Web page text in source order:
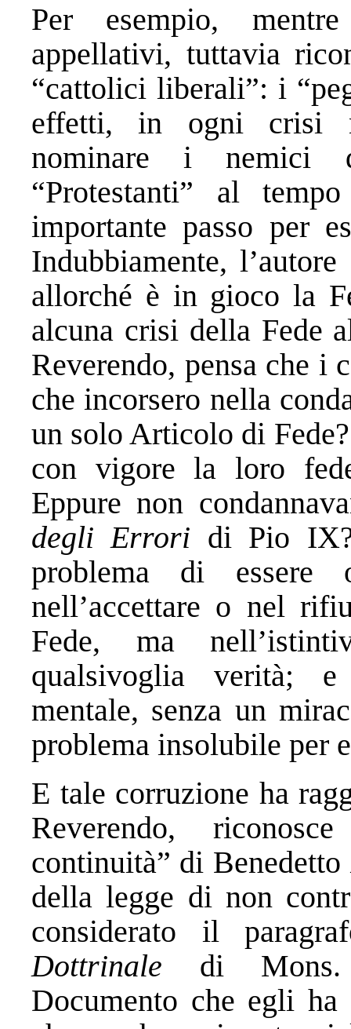
Per esempio,
appellativi, tuttavia
“cattolici liberali”: i
effetti, in ogni crisi
nominare i nemici
“Protestanti” al
importante passo per
Indubbiamente,
allorché è in gioco la
alcuna crisi della Fede
Reverendo, pensa che
che incorsero nella
un solo Articolo di
con vigore la loro
Eppure non
degli Errori di Pio
problema di
nell’accettare o nel
Fede, ma
qualsivoglia verità;
mentale, senza un
problema insolubile per
E tale corruzione ha
Reverendo,
continuità” di
della legge di non
considerato il
Dottrinale di Mons.
Documento che egli ha